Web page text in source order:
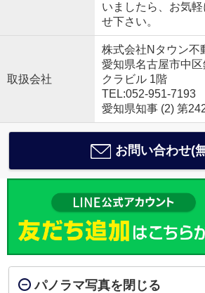
いましたら、お気
せ下さい。
取扱会社
株式会社Nタウン不
愛知県名古屋市中
クラビル 1階
TEL:052-951-7193
愛知県知事 (2) 第
お問い合わせ(
パノラマ写真を閉じる